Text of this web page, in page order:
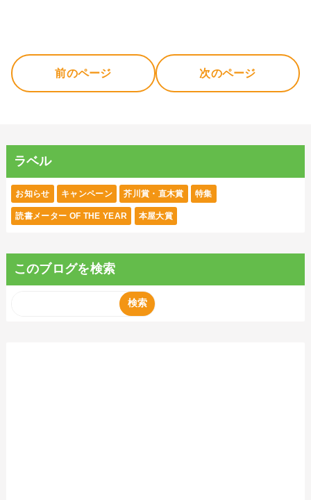
前のページ 次のページ
ラベル
お知らせ キャンペーン 芥川賞・直木賞 特集
読書メーター OF THE YEAR 本屋大賞
このブログを検索